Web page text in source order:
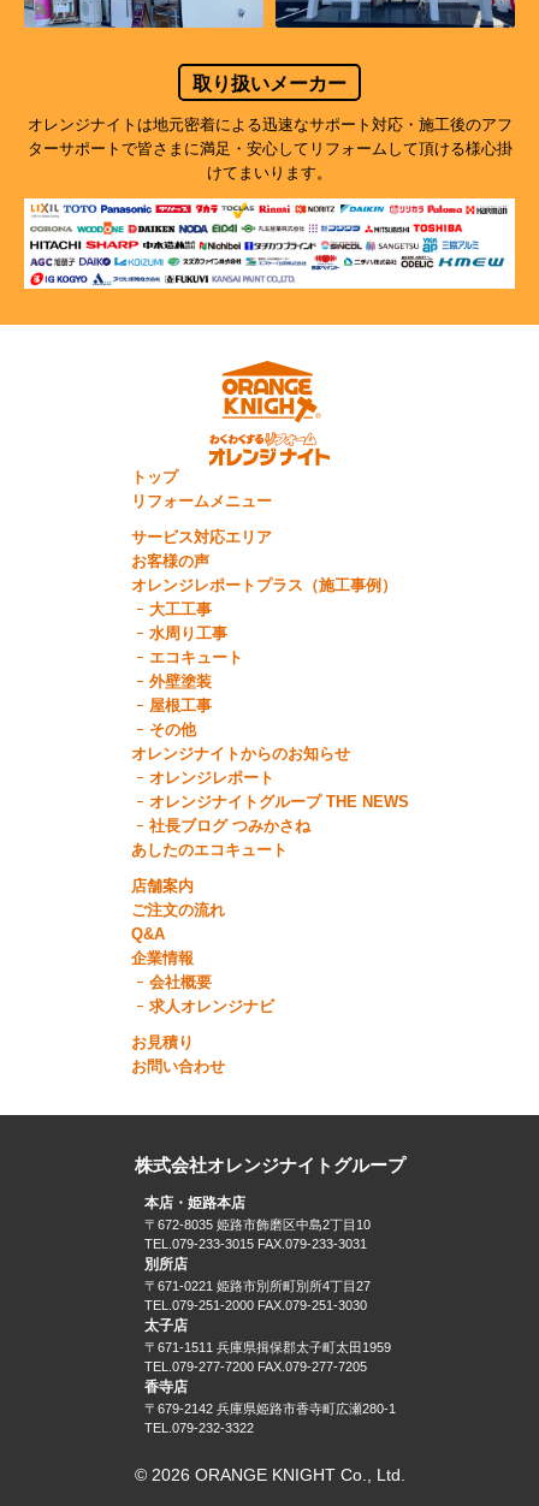
取り扱いメーカー
オレンジナイトは地元密着による迅速なサポート対応・施工後のアフ
ターサポートで皆さまに満足・安心してリフォームして頂ける様心掛
けてまいります。
トップ
リフォームメニュー
サービス対応エリア
お客様の声
オレンジレポートプラス（施工事例）
大工工事
水周り工事
エコキュート
外壁塗装
屋根工事
その他
オレンジナイトからのお知らせ
オレンジレポート
オレンジナイトグループ THE NEWS
社長ブログ つみかさね
あしたのエコキュート
店舗案内
ご注文の流れ
Q&A
企業情報
会社概要
求人オレンジナビ
お見積り
お問い合わせ
株式会社オレンジナイトグループ
本店・姫路本店
〒672-8035 姫路市飾磨区中島2丁目10
TEL.079-233-3015 FAX.079-233-3031
別所店
〒671-0221 姫路市別所町別所4丁目27
TEL.079-251-2000 FAX.079-251-3030
太子店
〒671-1511 兵庫県揖保郡太子町太田1959
TEL.079-277-7200 FAX.079-277-7205
香寺店
〒679-2142 兵庫県姫路市香寺町広瀬280-1
TEL.079-232-3322
© 2026 ORANGE KNIGHT Co., Ltd.